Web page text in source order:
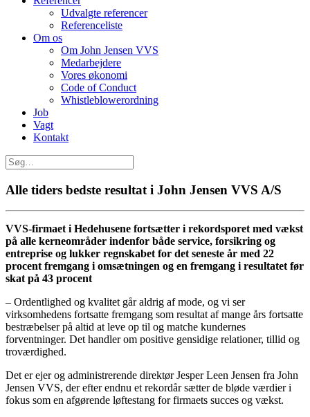
Udvalgte referencer
Referenceliste
Om os
Om John Jensen VVS
Medarbejdere
Vores økonomi
Code of Conduct
Whistleblowerordning
Job
Vagt
Kontakt
Alle tiders bedste resultat i John Jensen VVS A/S
VVS-firmaet i Hedehusene fortsætter i rekordsporet med vækst
på alle kerneområder indenfor både service, forsikring og
entreprise og lukker regnskabet for det seneste år med 22
procent fremgang i omsætningen og en fremgang i resultatet før
skat på 43 procent
– Ordentlighed og kvalitet går aldrig af mode, og vi ser
virksomhedens fortsatte fremgang som resultat af mange års fortsatte
bestræbelser på altid at leve op til og matche kundernes
forventninger. Det handler om positive gensidige relationer, tillid og
troværdighed.
Det er ejer og administrerende direktør Jesper Leen Jensen fra John
Jensen VVS, der efter endnu et rekordår sætter de bløde værdier i
fokus som en afgørende løftestang for firmaets succes og vækst.